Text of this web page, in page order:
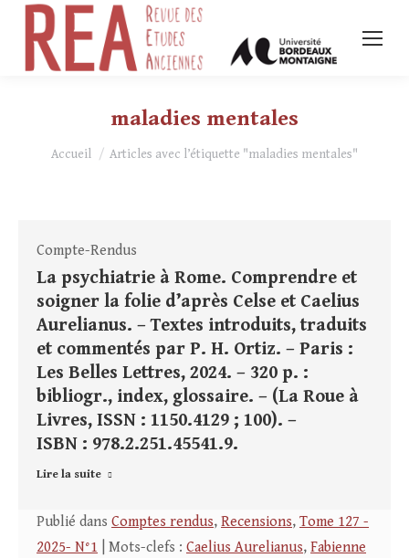
maladies mentales
Vous êtes ici :
Accueil Articles avec l’étiquette "maladies mentales"
Compte-Rendus
La psychiatrie à Rome. Comprendre et
soigner la folie d’après Celse et Caelius
Aurelianus. – Textes introduits, traduits
et commentés par P. H. Ortiz. – Paris :
Les Belles Lettres, 2024. – 320 p. :
bibliogr., index, glossaire. – (La Roue à
Livres, ISSN : 1150.4129 ; 100). –
ISBN : 978.2.251.45541.9.
Lire la suite
Publié dans Comptes rendus, Recensions, Tome 127 -
2025- N°1 | Mots-clefs : Caelius Aurelianus, Fabienne